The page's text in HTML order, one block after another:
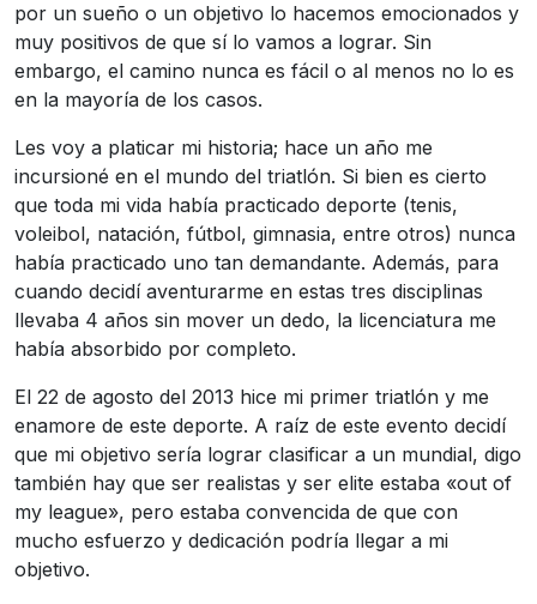
por un sueño o un objetivo lo hacemos emocionados y
muy positivos de que sí lo vamos a lograr. Sin
embargo, el camino nunca es fácil o al menos no lo es
en la mayoría de los casos.
Les voy a platicar mi historia; hace un año me
incursioné en el mundo del triatlón. Si bien es cierto
que toda mi vida había practicado deporte (tenis,
voleibol, natación, fútbol, gimnasia, entre otros) nunca
había practicado uno tan demandante. Además, para
cuando decidí aventurarme en estas tres disciplinas
llevaba 4 años sin mover un dedo, la licenciatura me
había absorbido por completo.
El 22 de agosto del 2013 hice mi primer triatlón y me
enamore de este deporte. A raíz de este evento decidí
que mi objetivo sería lograr clasificar a un mundial, digo
también hay que ser realistas y ser elite estaba «out of
my league», pero estaba convencida de que con
mucho esfuerzo y dedicación podría llegar a mi
objetivo.